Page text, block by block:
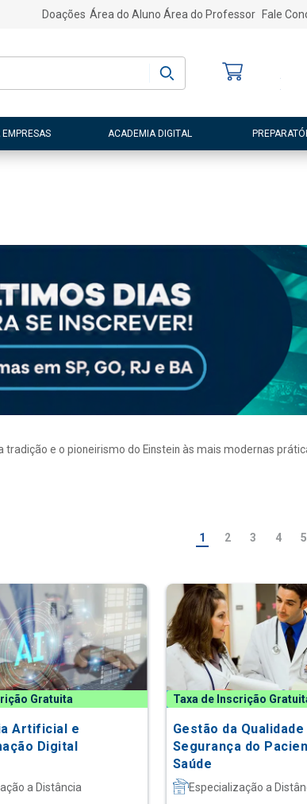
Doações Área do Aluno Área do Professor Fale
EMPRESAS ACADEMIA DIGITAL
e o pioneirismo do Einstein às mais modernas
1 2 3 4 5
Gratuita
Artificial e
Digital
a Distância
Taxa de Inscrição
Gestão da Qualidade
Segurança do
Saúde
Especialização a